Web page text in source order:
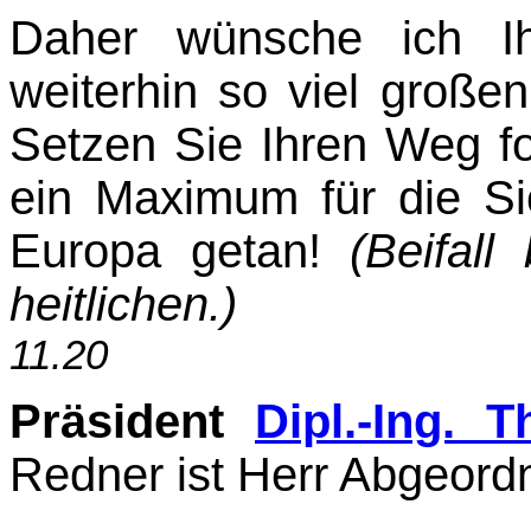
Daher wünsche ich
weiterhin so viel
Setzen Sie Ihren Weg
ein Maximum für die
Europa getan!
heitlichen.)
11.20
Präsident Dipl.-Ing.
Redner ist Herr